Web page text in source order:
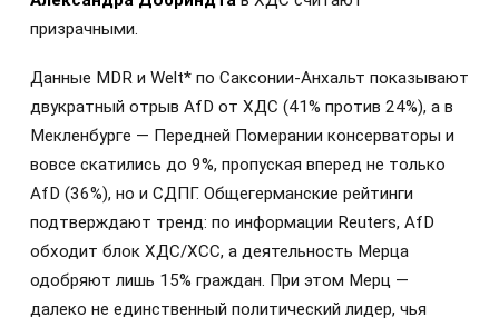
призрачными.
Данные MDR и Welt* по Саксонии-Анхальт показывают
двукратный отрыв AfD от ХДС (41% против 24%), а в
Мекленбурге — Передней Померании консерваторы и
вовсе скатились до 9%, пропуская вперед не только
AfD (36%), но и СДПГ. Общегерманские рейтинги
подтверждают тренд: по информации Reuters, AfD
обходит блок ХДС/ХСС, а деятельность Мерца
одобряют лишь 15% граждан. При этом Мерц —
далеко не единственный политический лидер, чья